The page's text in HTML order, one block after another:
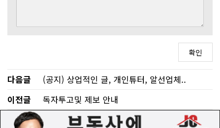
다음글
(공지) 상업적인 글, 개인튜터, 알선업체..
이전글
독자투고및 제보 안내